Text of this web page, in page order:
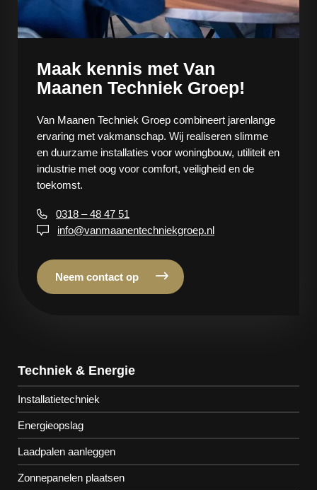
Maak kennis met Van
Maanen Techniek Groep!
Van Maanen Techniek Groep combineert jarenlange
ervaring met vakmanschap. Wij realiseren slimme
en duurzame installaties voor woningbouw, utiliteit en
industrie met oog voor comfort, veiligheid en de
toekomst.
0318 – 48 47 51
info@vanmaanentechniekgroep.nl
Neem contact op
Techniek & Energie
Installatietechniek
Energieopslag
Laadpalen aanleggen
Zonnepanelen plaatsen